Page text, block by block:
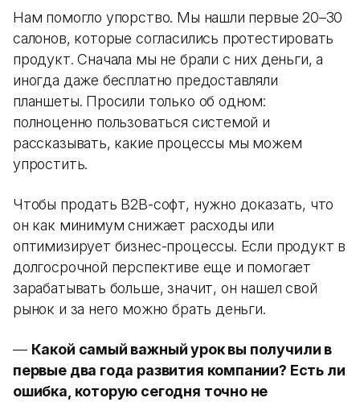
Нам помогло упорство. Мы нашли первые 20–30
салонов, которые согласились протестировать
продукт. Сначала мы не брали с них деньги, а
иногда даже бесплатно предоставляли
планшеты. Просили только об одном:
полноценно пользоваться системой и
рассказывать, какие процессы мы можем
упростить.
Чтобы продать B2B-софт, нужно доказать, что
он как минимум снижает расходы или
оптимизирует бизнес-процессы. Если продукт в
долгосрочной перспективе еще и помогает
зарабатывать больше, значит, он нашел свой
рынок и за него можно брать деньги.
— Какой самый важный урок вы получили в
первые два года развития компании? Есть ли
ошибка, которую сегодня точно не